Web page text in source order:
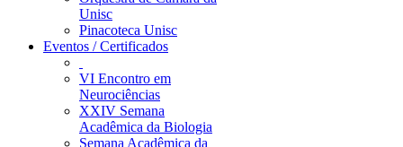
Unisc
Pinacoteca Unisc
Eventos / Certificados
VI Encontro em
Neurociências
XXIV Semana
Acadêmica da Biologia
Semana Acadêmica da